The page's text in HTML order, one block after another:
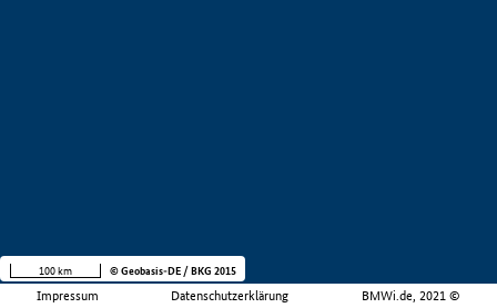
Impressum Datenschutzerklärung BMWi.de, 2021 ©
100 km © Geobasis-DE / BKG 2015